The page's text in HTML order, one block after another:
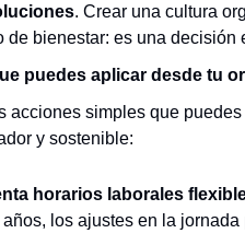
. Crear una cultura
de bienestar: es una decisión
puedes aplicar desde tu
acciones simples que
y sostenible:
horarios laborales
los ajustes en la